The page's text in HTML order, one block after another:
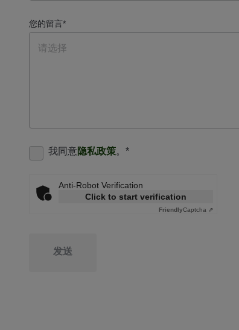
您的留言*
我同意隐私政策。 *
Anti-Robot Verification
Click to start verification
FriendlyCaptcha ⇗
发送